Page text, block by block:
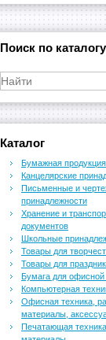
Поиск по каталогу
Каталог
Бумажная продукция
Канцелярские
Письменные и
принадлежности
Хранение и
документов
Школьные
Товары для
Товары для
Бумага для офисной
Компьютерная
Офисная техника,
материалы,
Печатающая